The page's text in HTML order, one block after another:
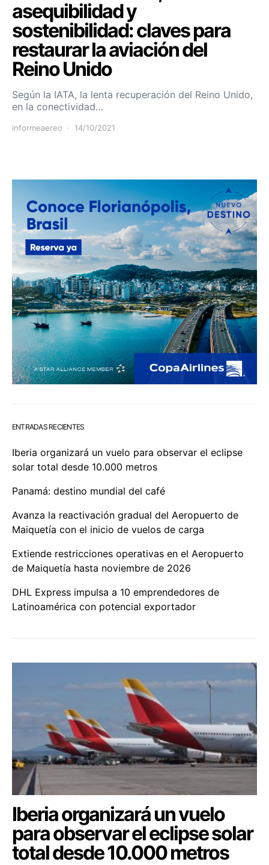
asequibilidad y
sostenibilidad: claves para
restaurar la aviación del
Reino Unido
Según la IATA, la lenta recuperación del Reino Unido,
en la conectividad…
informeaereo 14/10/2021
ENTRADAS RECIENTES
Iberia organizará un vuelo para observar el eclipse
solar total desde 10.000 metros
Panamá: destino mundial del café
Avanza la reactivación gradual del Aeropuerto de
Maiquetía con el inicio de vuelos de carga
Extiende restricciones operativas en el Aeropuerto
de Maiquetía hasta noviembre de 2026
DHL Express impulsa a 10 emprendedores de
Latinoamérica con potencial exportador
Iberia organizará un vuelo
para observar el eclipse solar
total desde 10.000 metros